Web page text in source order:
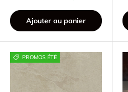
Ajouter au panier
PROMOS ÉTÉ